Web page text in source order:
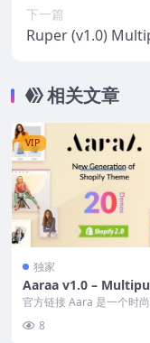
下一篇
Ruper (v1.0)
相关文章
VIP
独家
Aaraa v1.0 –
Shopify Theme
官方链接 Aara 是一个时
y 主题，适用于与时尚、服
饰、服...
8